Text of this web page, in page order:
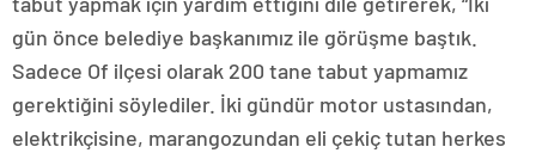
gün önce belediye başkanımız ile görüşme baştık.
Sadece Of ilçesi olarak 200 tane tabut yapmamız
gerektiğini söylediler. İki gündür motor ustasından,
elektrikçisine, marangozundan eli çekiç tutan herkes